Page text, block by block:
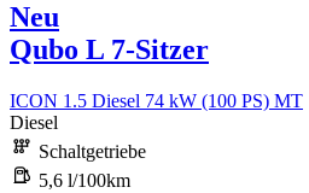
Neu
Qubo L 7-Sitzer
ICON 1.5 Diesel 74 kW (100 PS) MT
Diesel
Schaltgetriebe
5,6 l/100km